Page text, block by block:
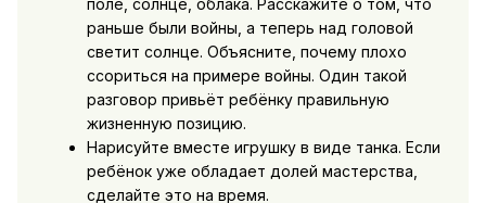
поле, солнце, облака. Расскажите о том, что
раньше были войны, а теперь над головой
светит солнце. Объясните, почему плохо
ссориться на примере войны. Один такой
разговор привьёт ребёнку правильную
жизненную позицию.
Нарисуйте вместе игрушку в виде танка. Если
ребёнок уже обладает долей мастерства,
сделайте это на время.